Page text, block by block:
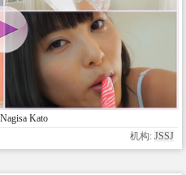
Kato
机构: JSSJ